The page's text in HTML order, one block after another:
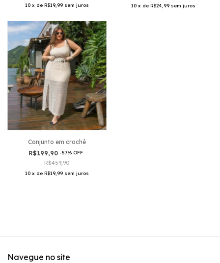
10 x de R$19,99 sem juros 10 x de R$24,99 sem juros
Conjunto em crochê
R$199,90-57% OFF
R$459,90
10 x de R$19,99 sem juros
Navegue no site